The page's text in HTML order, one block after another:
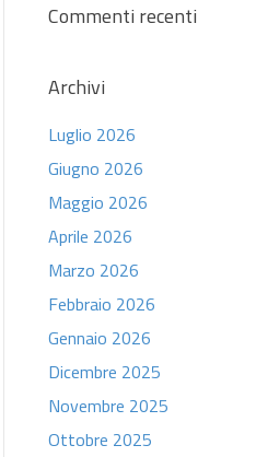
Commenti recenti
Archivi
Luglio 2026
Giugno 2026
Maggio 2026
Aprile 2026
Marzo 2026
Febbraio 2026
Gennaio 2026
Dicembre 2025
Novembre 2025
Ottobre 2025